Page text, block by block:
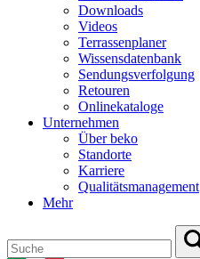
Downloads
Videos
Terrassenplaner
Wissensdatenbank
Sendungsverfolgung
Retouren
Onlinekataloge
Unternehmen
Über beko
Standorte
Karriere
Qualitätsmanagement
Mehr